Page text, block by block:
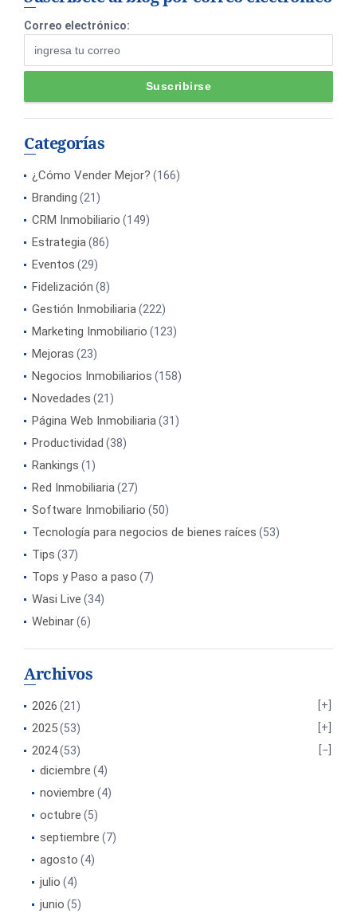
Correo electrónico:
Categorías
¿Cómo Vender Mejor? (166)
Branding (21)
CRM Inmobiliario (149)
Estrategia(86)
Eventos (29)
Fidelización (8)
Gestión Inmobiliaria(222)
Marketing Inmobiliario (123)
Mejoras (23)
Negocios Inmobiliarios (158)
Novedades (21)
Página Web Inmobiliaria(31)
Productividad (38)
Rankings (1)
Red Inmobiliaria(27)
Software Inmobiliario (50)
Tecnología para negocios de bienes raíces (53)
Tips (37)
Tops y Paso a paso (7)
Wasi Live (34)
Webinar(6)
Archivos
2026 (21)
2025(53)
2024(53)
diciembre (4)
noviembre (4)
octubre (5)
septiembre (7)
agosto (4)
julio (4)
junio (5)